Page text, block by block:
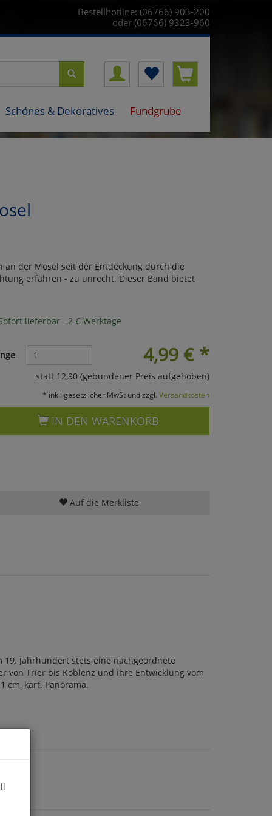
Bestellhotline: (06766) 903-200
oder (06766) 9323-960
Schönes & Dekoratives Fundgrube
an der Mosel seit der Entdeckung durch die
erfahren - zu unrecht. Dieser Band bietet
lieferbar - 2-6 Werktage
4,99 €*
statt 12,90 (gebundener Preis aufgehoben)
* inkl. gesetzlicher MwSt und zzgl. Versandkosten
IN DEN WARENKORB
Auf die Merkliste
Jahrhundert stets eine nachgeordnete
von Trier bis Koblenz und ihre Entwicklung vom
cm, kart. Panorama.